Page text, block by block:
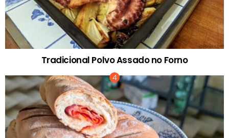
Tradicional Polvo Assado no Forno